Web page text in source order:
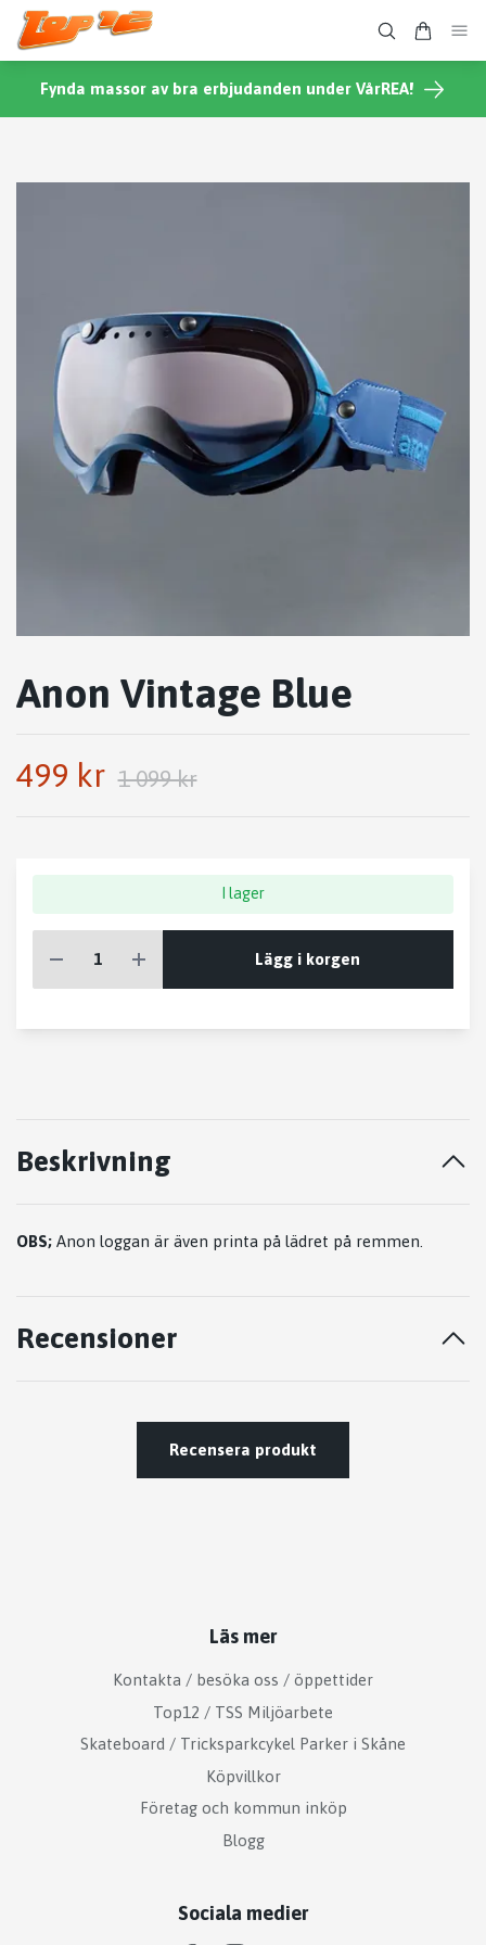
Fynda massor av bra erbjudanden under VårREA!
Anon Vintage Blue
499 kr 1 099 kr
I lager
Lägg i korgen
Beskrivning
OBS; Anon loggan är även printa på lädret på remmen.
Recensioner
Recensera produkt
Läs mer
Kontakta / besöka oss / öppettider
Top12 / TSS Miljöarbete
Skateboard / Tricksparkcykel Parker i Skåne
Köpvillkor
Företag och kommun inköp
Blogg
Sociala medier